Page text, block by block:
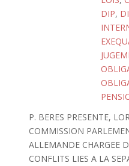
DIP,
P. BERES PRESENTE,
COMMISSION
ALLEMANDE CHARGEE
CONFLITS LIES A LA